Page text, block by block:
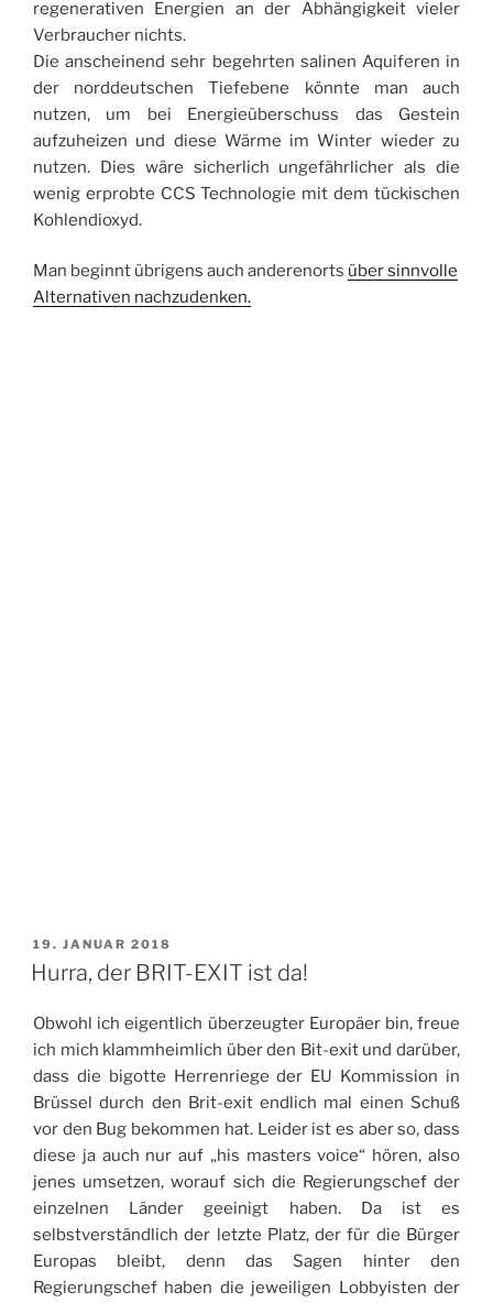
regenerativen Energien an der Abhängigkeit vieler
Verbraucher nichts.
Die anscheinend sehr begehrten salinen Aquiferen in
der norddeutschen Tiefebene könnte man auch
nutzen, um bei Energieüberschuss das Gestein
aufzuheizen und diese Wärme im Winter wieder zu
nutzen. Dies wäre sicherlich ungefährlicher als die
wenig erprobte CCS Technologie mit dem tückischen
Kohlendioxyd.
Man beginnt übrigens auch anderenorts über sinnvolle
Alternativen nachzudenken.
VERÖFFENTLICHT
AM
19. JANUAR 2018
Hurra, der BRIT-EXIT ist da!
Obwohl ich eigentlich überzeugter Europäer bin, freue
ich mich klammheimlich über den Bit-exit und darüber,
dass die bigotte Herrenriege der EU Kommission in
Brüssel durch den Brit-exit endlich mal einen Schuß
vor den Bug bekommen hat. Leider ist es aber so, dass
diese ja auch nur auf „his masters voice“ hören, also
jenes umsetzen, worauf sich die Regierungschef der
einzelnen Länder geeinigt haben. Da ist es
selbstverständlich der letzte Platz, der für die Bürger
Europas bleibt, denn das Sagen hinter den
Regierungschef haben die jeweiligen Lobbyisten der